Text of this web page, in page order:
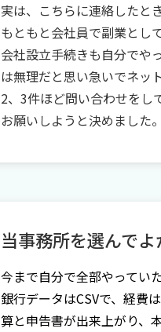
実は、こちらに連絡したと
もともと会社員で副業とし
会社設立手続きも自分でや
は無理だと思い急いでネッ
2、3件ほど問い合わせをし
お願いしようと決めました。
当事務所を選んで
今まで自分で全部やってい
銀行データはCSVで、経費
算と申告書が出来上がり、